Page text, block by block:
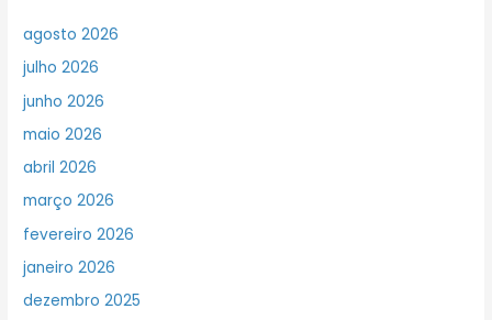
agosto 2026
julho 2026
junho 2026
maio 2026
abril 2026
março 2026
fevereiro 2026
janeiro 2026
dezembro 2025